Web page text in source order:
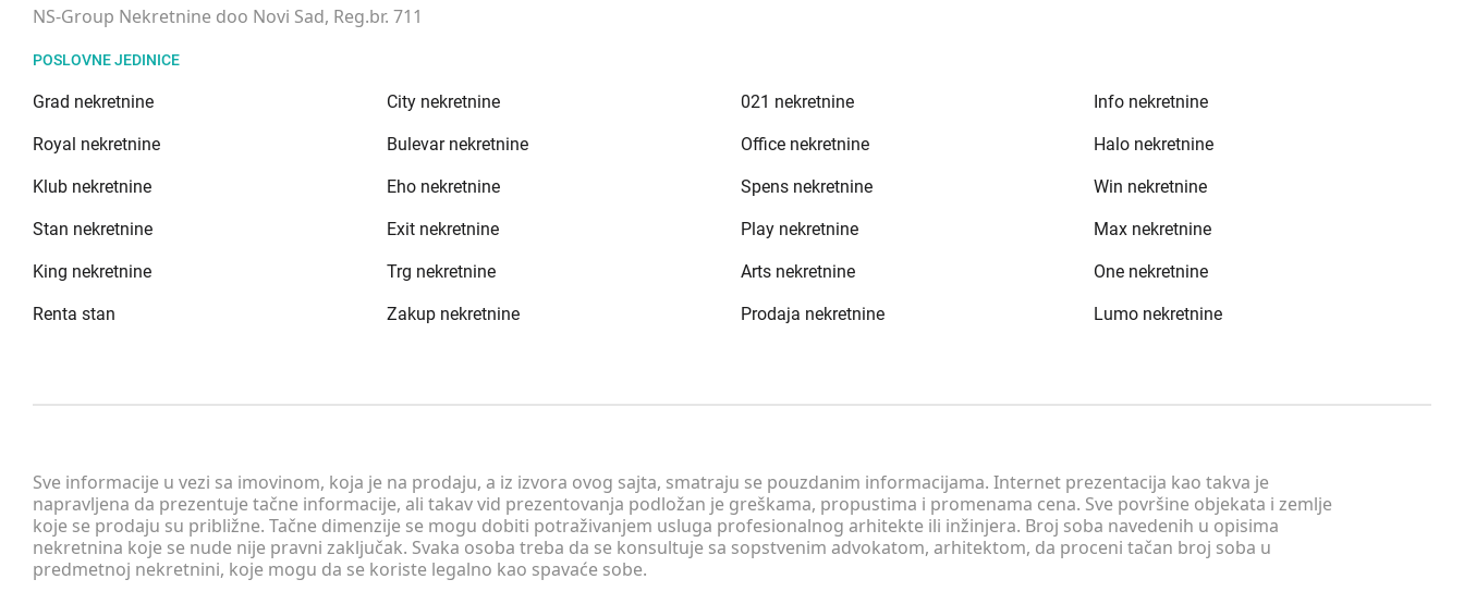
Sve informacije u vezi sa imovinom, koja je na prodaju, a iz izvora ovog sajta, smatraju se pouzdanim informacijama. Internet prezentacija kao takva je
napravljena da prezentuje tačne informacije, ali takav vid prezentovanja podložan je greškama, propustima i promenama cena. Sve površine objekata i zemlje
koje se prodaju su približne. Tačne dimenzije se mogu dobiti potraživanjem usluga profesionalnog arhitekte ili inžinjera. Broj soba navedenih u opisima
nekretnina koje se nude nije pravni zaključak. Svaka osoba treba da se konsultuje sa sopstvenim advokatom, arhitektom, da proceni tačan broj soba u
predmetnoj nekretnini, koje mogu da se koriste legalno kao spavaće sobe.
NS-Group Nekretnine doo Novi Sad, Reg.br. 711
POSLOVNE JEDINICE
Grad nekretnine City nekretnine 021 nekretnine Info nekretnine
Royal nekretnine Bulevar nekretnine Office nekretnine Halo nekretnine
Klub nekretnine Eho nekretnine Spens nekretnine Win nekretnine
Stan nekretnine Exit nekretnine Play nekretnine Max nekretnine
King nekretnine Trg nekretnine Arts nekretnine One nekretnine
Renta stan Zakup nekretnine Prodaja nekretnine Lumo nekretnine